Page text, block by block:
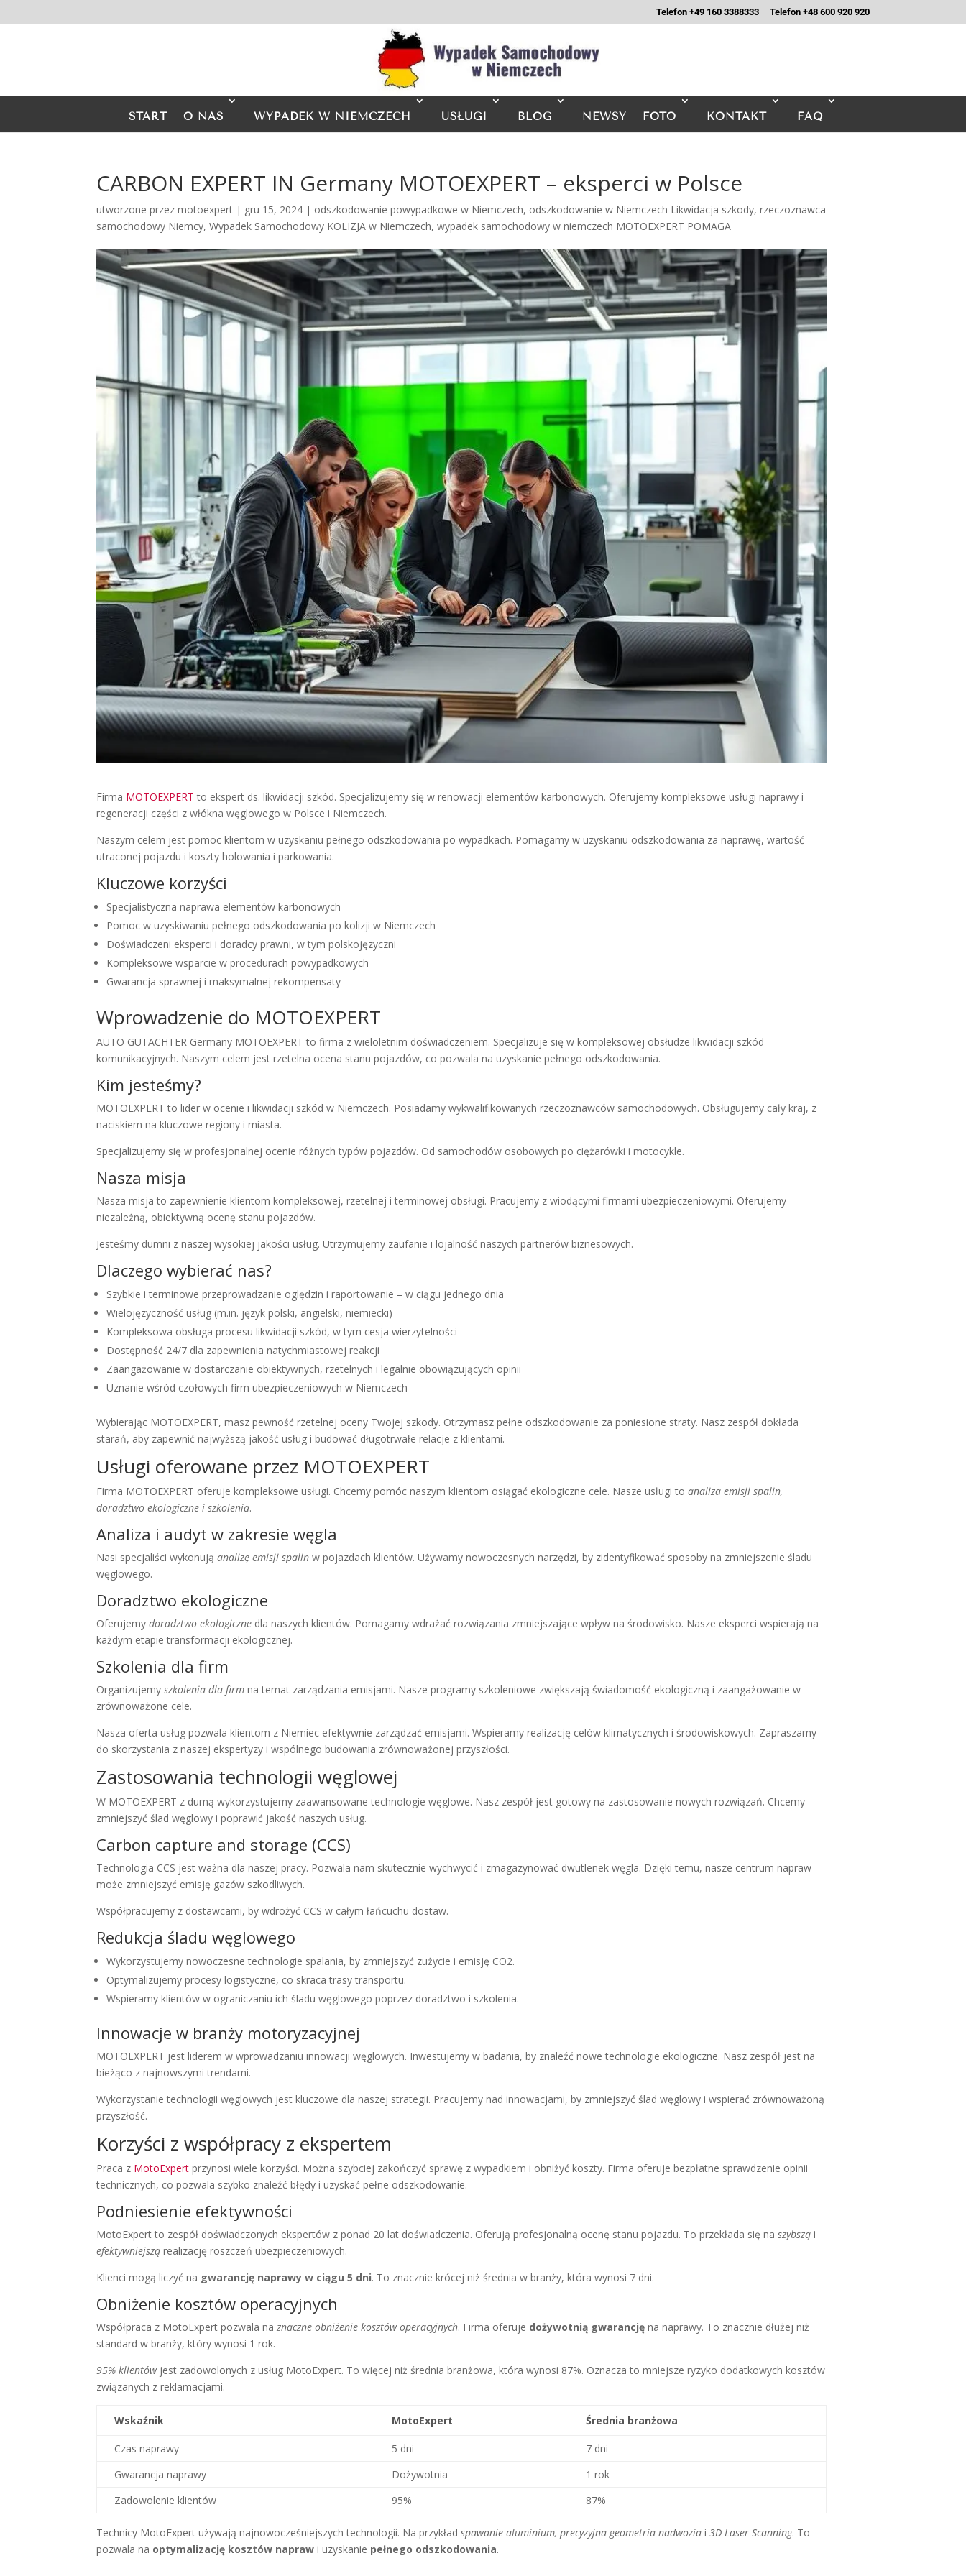
Telefon +49 160 3388333 Telefon +48 600 920 920
START O NAS WYPADEK W NIEMCZECH USŁUGI BLOG NEWSY FOTO KONTAKT FAQ
CARBON EXPERT IN Germany MOTOEXPERT – eksperci w Polsce
utworzone przezmotoexpert | gru 15, 2024 | odszkodowanie powypadkowe w Niemczech, odszkodowanie w Niemczech Likwidacja szkody,rzeczoznawca
samochodowy Niemcy,Wypadek Samochodowy KOLIZJA w Niemczech,wypadek samochodowy w niemczech MOTOEXPERT POMAGA
Firma MOTOEXPERT to ekspert ds. likwidacji szkód. Specjalizujemy się w renowacji elementów karbonowych. Oferujemy kompleksowe usługi naprawy i
regeneracji części z włókna węglowego w Polsce i Niemczech.
Naszym celem jest pomoc klientom w uzyskaniu pełnego odszkodowania po wypadkach. Pomagamy w uzyskaniu odszkodowania za naprawę, wartość
utraconej pojazdu i koszty holowania i parkowania.
Kluczowe korzyści
Specjalistyczna naprawa elementów karbonowych
Pomoc w uzyskiwaniu pełnego odszkodowania po kolizji w Niemczech
Doświadczeni eksperci i doradcy prawni, w tym polskojęzyczni
Kompleksowe wsparcie w procedurach powypadkowych
Gwarancja sprawnej i maksymalnej rekompensaty
Wprowadzenie do MOTOEXPERT
AUTO GUTACHTER Germany MOTOEXPERT to firma z wieloletnim doświadczeniem. Specjalizuje się w kompleksowej obsłudze likwidacji szkód
komunikacyjnych. Naszym celem jest rzetelna ocena stanu pojazdów, co pozwala na uzyskanie pełnego odszkodowania.
Kim jesteśmy?
MOTOEXPERT to lider w ocenie i likwidacji szkód w Niemczech. Posiadamy wykwalifikowanych rzeczoznawców samochodowych. Obsługujemy cały kraj, z
naciskiem na kluczowe regiony i miasta.
Specjalizujemy się w profesjonalnej ocenie różnych typów pojazdów. Od samochodów osobowych po ciężarówki i motocykle.
Nasza misja
Nasza misja to zapewnienie klientom kompleksowej, rzetelnej i terminowej obsługi. Pracujemy z wiodącymi firmami ubezpieczeniowymi. Oferujemy
niezależną, obiektywną ocenę stanu pojazdów.
Jesteśmy dumni z naszej wysokiej jakości usług. Utrzymujemy zaufanie i lojalność naszych partnerów biznesowych.
Dlaczego wybierać nas?
Szybkie i terminowe przeprowadzanie oględzin i raportowanie – w ciągu jednego dnia
Wielojęzyczność usług (m.in. język polski, angielski, niemiecki)
Kompleksowa obsługa procesu likwidacji szkód, w tym cesja wierzytelności
Dostępność 24/7 dla zapewnienia natychmiastowej reakcji
Zaangażowanie w dostarczanie obiektywnych, rzetelnych i legalnie obowiązujących opinii
Uznanie wśród czołowych firm ubezpieczeniowych w Niemczech
Wybierając MOTOEXPERT, masz pewność rzetelnej oceny Twojej szkody. Otrzymasz pełne odszkodowanie za poniesione straty. Nasz zespół dokłada
starań, aby zapewnić najwyższą jakość usług i budować długotrwałe relacje z klientami.
Usługi oferowane przez MOTOEXPERT
Firma MOTOEXPERT oferuje kompleksowe usługi. Chcemy pomóc naszym klientom osiągać ekologiczne cele. Nasze usługi toanaliza emisji spalin,
doradztwo ekologiczne i szkolenia.
Analiza i audyt w zakresie węgla
Nasi specjaliści wykonująanalizę emisji spalin w pojazdach klientów. Używamy nowoczesnych narzędzi, by zidentyfikować sposoby na zmniejszenie śladu
węglowego.
Doradztwo ekologiczne
Oferujemydoradztwo ekologiczne dla naszych klientów. Pomagamy wdrażać rozwiązania zmniejszające wpływ na środowisko. Nasze eksperci wspierają na
każdym etapie transformacji ekologicznej.
Szkolenia dla firm
Organizujemyszkolenia dla firm na temat zarządzania emisjami. Nasze programy szkoleniowe zwiększają świadomość ekologiczną i zaangażowanie w
zrównoważone cele.
Nasza oferta usług pozwala klientom z Niemiec efektywnie zarządzać emisjami. Wspieramy realizację celów klimatycznych i środowiskowych. Zapraszamy
do skorzystania z naszej ekspertyzy i wspólnego budowania zrównoważonej przyszłości.
Zastosowania technologii węglowej
W MOTOEXPERT z dumą wykorzystujemy zaawansowane technologie węglowe. Nasz zespół jest gotowy na zastosowanie nowych rozwiązań. Chcemy
zmniejszyć ślad węglowy i poprawić jakość naszych usług.
Carbon capture and storage (CCS)
Technologia CCS jest ważna dla naszej pracy. Pozwala nam skutecznie wychwycić i zmagazynować dwutlenek węgla. Dzięki temu, nasze centrum napraw
może zmniejszyć emisję gazów szkodliwych.
Współpracujemy z dostawcami, by wdrożyć CCS w całym łańcuchu dostaw.
Redukcja śladu węglowego
Wykorzystujemy nowoczesne technologie spalania, by zmniejszyć zużycie i emisję CO2.
Optymalizujemy procesy logistyczne, co skraca trasy transportu.
Wspieramy klientów w ograniczaniu ich śladu węglowego poprzez doradztwo i szkolenia.
Innowacje w branży motoryzacyjnej
MOTOEXPERT jest liderem w wprowadzaniu innowacji węglowych. Inwestujemy w badania, by znaleźć nowe technologie ekologiczne. Nasz zespół jest na
bieżąco z najnowszymi trendami.
Wykorzystanie technologii węglowych jest kluczowe dla naszej strategii. Pracujemy nad innowacjami, by zmniejszyć ślad węglowy i wspierać zrównoważoną
przyszłość.
Korzyści z współpracy z ekspertem
Praca z MotoExpert przynosi wiele korzyści. Można szybciej zakończyć sprawę z wypadkiem i obniżyć koszty. Firma oferuje bezpłatne sprawdzenie opinii
technicznych, co pozwala szybko znaleźć błędy i uzyskać pełne odszkodowanie.
Podniesienie efektywności
MotoExpert to zespół doświadczonych ekspertów z ponad 20 lat doświadczenia. Oferują profesjonalną ocenę stanu pojazdu. To przekłada się naszybszą i
efektywniejszą realizację roszczeń ubezpieczeniowych.
Klienci mogą liczyć na gwarancję naprawy w ciągu 5 dni. To znacznie krócej niż średnia w branży, która wynosi 7 dni.
Obniżenie kosztów operacyjnych
Współpraca z MotoExpert pozwala naznaczne obniżenie kosztów operacyjnych. Firma oferuje dożywotnią gwarancję na naprawy. To znacznie dłużej niż
standard w branży, który wynosi 1 rok.
95% klientówjest zadowolonych z usług MotoExpert. To więcej niż średnia branżowa, która wynosi 87%. Oznacza to mniejsze ryzyko dodatkowych kosztów
związanych z reklamacjami.
Wskaźnik MotoExpert Średnia branżowa
Czas naprawy 5 dni
7 dni
Gwarancja naprawy
Dożywotnia
1 rok
Zadowolenie klientów
95% 87%
Technicy MotoExpert używają najnowocześniejszych technologii. Na przykładspawanie aluminium, precyzyjna geometria nadwozia i3D Laser Scanning. To
pozwala na optymalizację kosztów napraw i uzyskanie pełnego odszkodowania.